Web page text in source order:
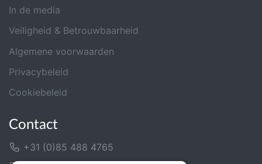
In de media
Veiligheid & Betrouwbaarheid
Algemene voorwaarden
Privacybeleid
Cookiebeleid
Contact
+31 (0)85 488 4765